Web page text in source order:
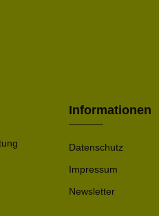
Informationen
Datenschutz
Impressum
Newsletter